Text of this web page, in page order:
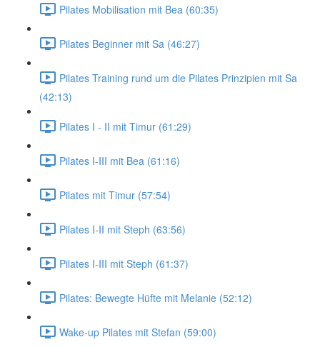
Pilates Mobilisation mit Bea (60:35)
Pilates Beginner mit Sa (46:27)
Pilates Training rund um die Pilates Prinzipien mit Sa
(42:13)
Pilates I - II mit Timur (61:29)
Pilates I-III mit Bea (61:16)
Pilates mit Timur (57:54)
Pilates I-II mit Steph (63:56)
Pilates I-III mit Steph (61:37)
Pilates: Bewegte Hüfte mit Melanie (52:12)
Wake-up Pilates mit Stefan (59:00)